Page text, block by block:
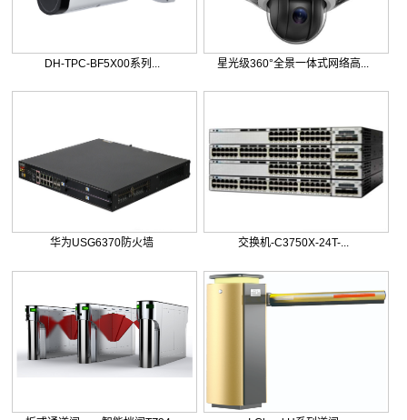
DH-TPC-BF5X00系列... 星光级360°全景一体式网络高...
华为USG6370防火墙 交换机-C3750X-24T-...